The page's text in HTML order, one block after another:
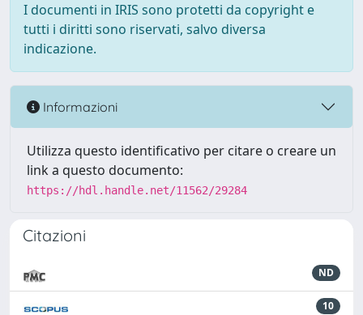
I documenti in IRIS sono protetti da copyright e
tutti i diritti sono riservati, salvo diversa
indicazione.
Informazioni
Utilizza questo identificativo per citare o creare un
link a questo documento:
https://hdl.handle.net/11562/29284
Citazioni
ND
10